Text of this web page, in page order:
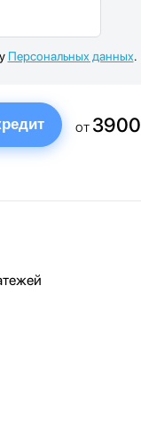
Персональных данных.
от 3900